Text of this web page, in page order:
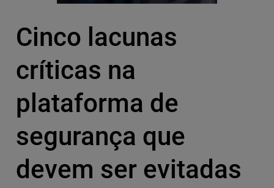
Cinco lacunas
críticas na
plataforma de
segurança que
devem ser evitadas